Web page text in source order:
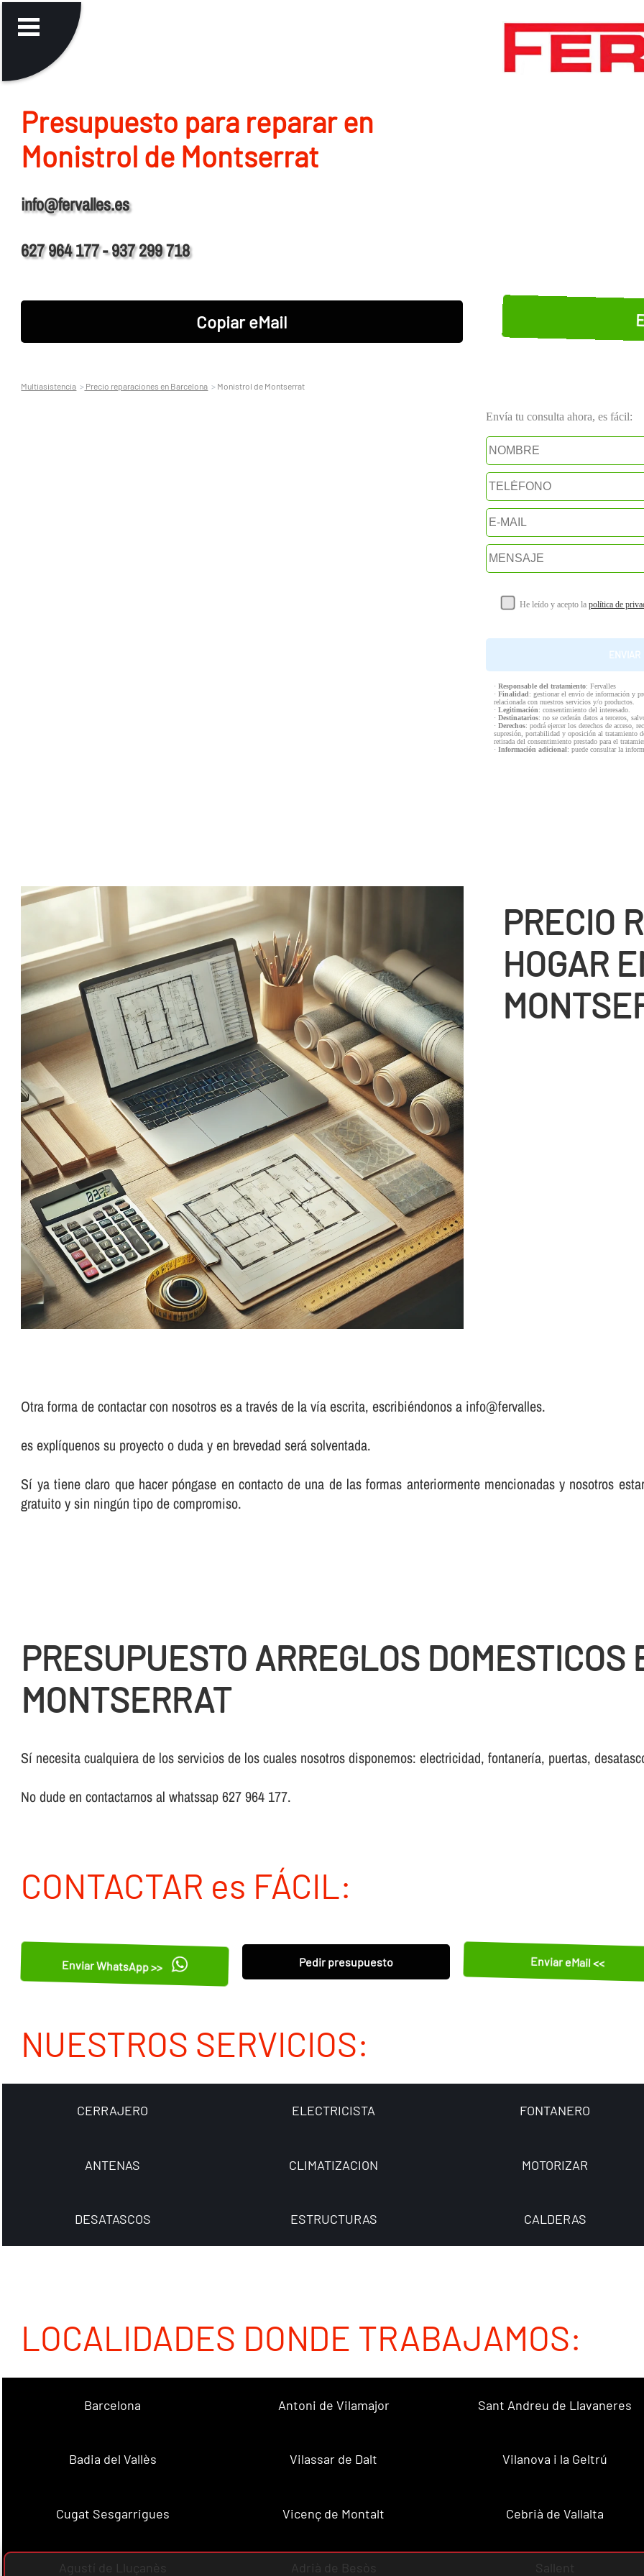
Presupuesto para reparar en
Monistrol de Montserrat
info@fervalles.es
627 964 177 - 937 299 718
Copiar eMail
Multiasistencia Precio reparaciones en Barcelona Monistrol de Montserrat
Envía tu consulta ahora, es fácil:
He leído y acepto la política de
· Responsable del tratamiento: Fervalles
· Finalidad: gestionar el envío de información y
relacionada con nuestros servicios y/o productos.
· Legitimación: consentimiento del interesado.
· Destinatarios: no se cederán datos a terceros,
· Derechos: podrá ejercer los derechos de acceso,
supresión, portabilidad y oposición al tratamiento
retirada del consentimiento prestado para el
· Información adicional: puede consultar la
PRECIO
HOGAR
Otra forma de contactar con nosotros es a través de la vía escrita, escribiéndonos a info@fervalles.
es explíquenos su proyecto o duda y en brevedad será solventada.
Sí ya tiene claro que hacer póngase en contacto de una de las formas anteriormente mencionadas y nosotros
gratuito y sin ningún tipo de compromiso.
PRESUPUESTO ARREGLOS DOMESTICOS
MONTSERRAT
Sí necesita cualquiera de los servicios de los cuales nosotros disponemos: electricidad, fontanería, puertas,
No dude en contactarnos al whatssap 627 964 177.
CONTACTAR es FÁCIL:
Enviar WhatsApp >> Pedir presupuesto Enviar eMail <<
NUESTROS SERVICIOS:
CERRAJERO ELECTRICISTA FONTANERO
ANTENAS CLIMATIZACION MOTORIZAR
DESATASCOS ESTRUCTURAS CALDERAS
LOCALIDADES DONDE TRABAJAMOS:
Barcelona Antoni de Vilamajor Sant Andreu de Llavaneres
Badia del Vallès Vilassar de Dalt Vilanova i la Geltrú
Cugat Sesgarrigues Vicenç de Montalt Cebrià de Vallalta
Agustí de Lluçanès Adrià de Besòs Sallent